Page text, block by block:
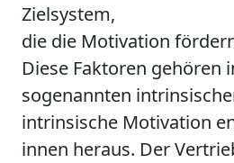
Zielsystem,
die die Motivation
Diese Faktoren gehören
sogenannten
intrinsische Motivation
innen heraus. Der